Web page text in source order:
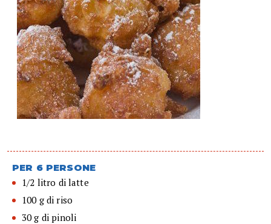
PER 6 PERSONE
1/2 litro di latte
100 g di riso
30 g di pinoli